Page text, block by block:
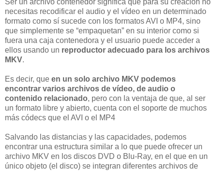
Ser un archivo contenedor significa que para su creación no
necesitas recodificar el audio y el vídeo en un determinado
formato como sí sucede con los formatos AVI o MP4, sino
que simplemente se “empaquetan” en su interior como si
fuera una caja contenedora y el usuario puede acceder a
ellos usando un reproductor adecuado para los archivos
MKV.
Es decir, que en un solo archivo MKV podemos
encontrar varios archivos de vídeo, de audio o
contenido relacionado, pero con la ventaja de que, al ser
un formato libre y abierto, cuenta con el soporte de muchos
más códecs que el AVI o el MP4
Salvando las distancias y las capacidades, podemos
encontrar una estructura similar a lo que puede ofrecer un
archivo MKV en los discos DVD o Blu-Ray, en el que en un
único objeto (el disco) se integran diferentes archivos de